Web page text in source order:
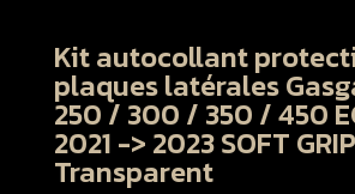
Kit autocollant
plaques latérales
250 / 300 / 350 / 450
2021 -> 2023 SOFT GRIP
Transparent